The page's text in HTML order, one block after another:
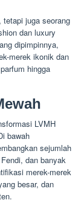
tetapi juga seorang
dan luxury
dipimpinnya,
merek ikonik dan
hingga
LVMH
bawah
sejumlah
dan banyak
merek-merek
besar, dan